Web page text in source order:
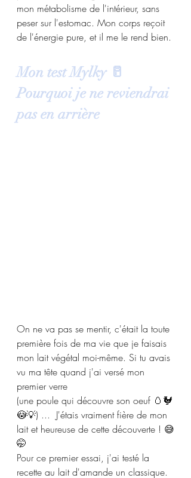
mon métabolisme de l'intérieur, sans
peser sur l'estomac. Mon corps reçoit
de l'énergie pure, et il me le rend bien.
Mon test Mylky 🥛
Pourquoi je ne reviendrai
pas en arrière
On ne va pas se mentir, c'était la toute
première fois de ma vie que je faisais
mon lait végétal moi-même. Si tu avais
vu ma tête quand j'ai versé mon
premier verre
(une poule qui découvre son oeuf 🥚🐓
😳💡) ...  J'étais vraiment fière de mon
lait et heureuse de cette découverte ! 😅
🤭
Pour ce premier essai, j'ai testé la
recette au lait d'amande un classique.